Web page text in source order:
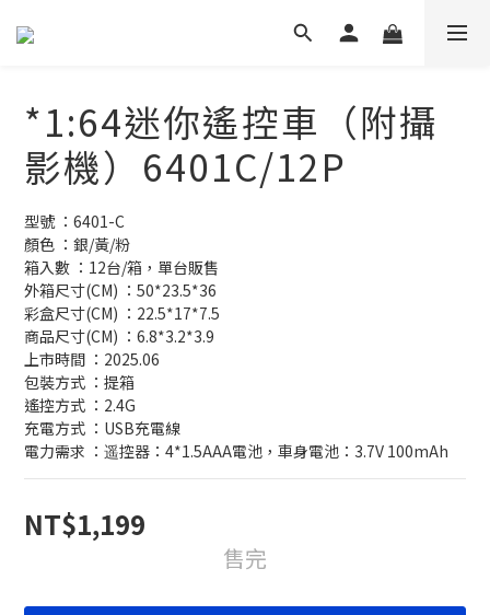
*1:64迷你遙控車（附攝
影機）6401C/12P
型號 ：6401-C
顏色 ：銀/黃/粉
箱入數 ：12台/箱，單台販售
外箱尺寸(CM) ：50*23.5*36
彩盒尺寸(CM) ：22.5*17*7.5
商品尺寸(CM) ：6.8*3.2*3.9
上市時間 ：2025.06
包裝方式 ：提箱
遙控方式 ：2.4G
充電方式 ：USB充電線
電力需求 ：遥控器：4*1.5AAA電池，車身電池：3.7V 100mAh
NT$1,199
售完